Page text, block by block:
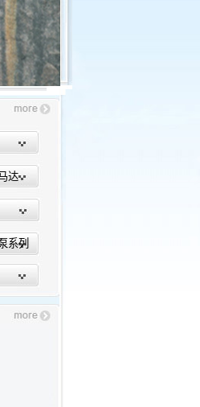
达
系列